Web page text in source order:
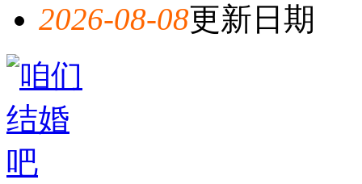
2026-08-08更新日期